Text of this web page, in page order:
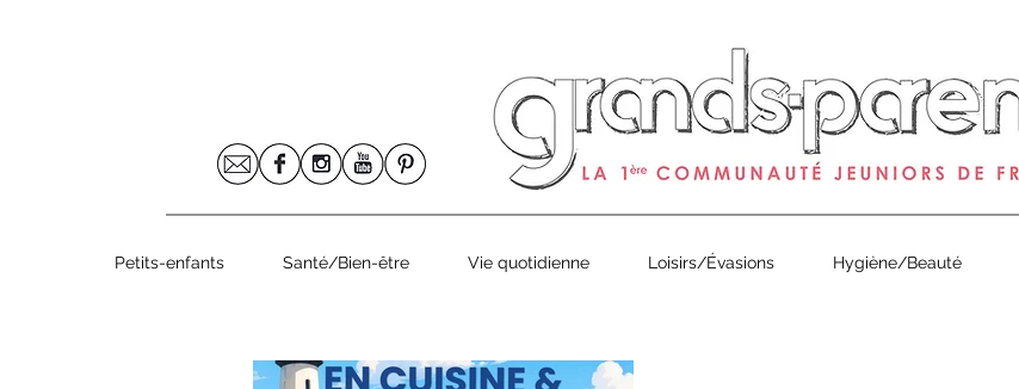
Petits-enfants Santé/Bien-être Vie quotidienne Loisirs/Évasions Hygiène/Beauté